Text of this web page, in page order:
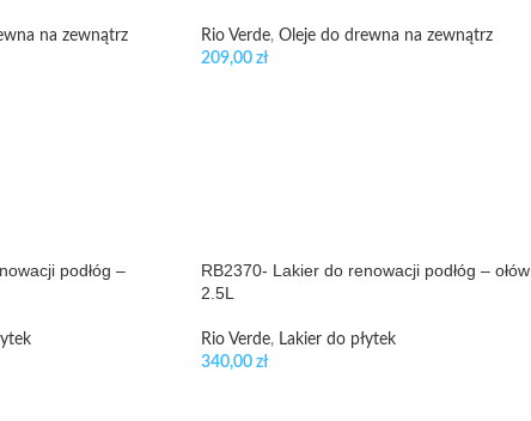
na zewnątrz
Rio Verde, Oleje do drewna na zewnątrz
209,00 zł
podłóg –
RB2370- Lakier do renowacji podłóg – ołów
2.5L
Rio Verde, Lakier do płytek
340,00 zł